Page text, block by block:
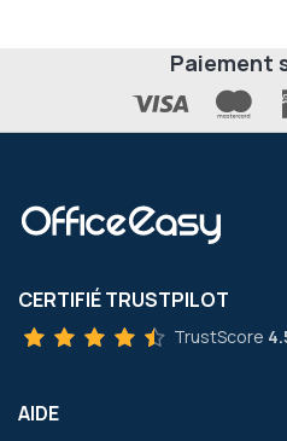
Paiement
CERTIFIÉ TRUSTPILOT
TrustScore
AIDE